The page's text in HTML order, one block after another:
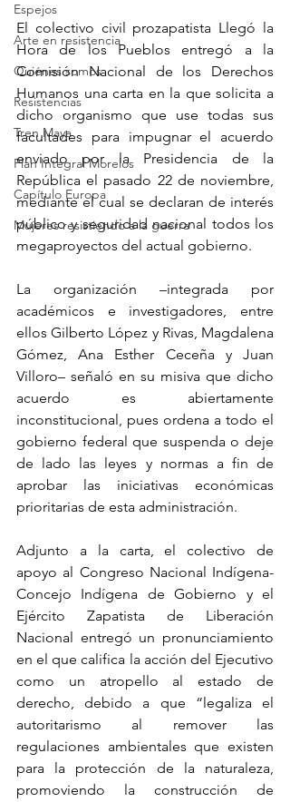
Espejos
Arte en resistencia
Quiénes somos
Resistencias
Tren Maya
Plan Integral Morelos
Capítulo Europa
Mujeres resistiendo a la guerra
El colectivo civil prozapatista Llegó la
Hora de los Pueblos entregó a la
Comisión Nacional de los Derechos
Humanos una carta en la que solicita a
dicho organismo que use todas sus
facultades para impugnar el acuerdo
enviado por la Presidencia de la
República el pasado 22 de noviembre,
mediante el cual se declaran de interés
público y seguridad nacional todos los
megaproyectos del actual gobierno.
La organización –integrada por
académicos e investigadores, entre
ellos Gilberto López y Rivas, Magdalena
Gómez, Ana Esther Ceceña y Juan
Villoro– señaló en su misiva que dicho
acuerdo es abiertamente
inconstitucional, pues ordena a todo el
gobierno federal que suspenda o deje
de lado las leyes y normas a fin de
aprobar las iniciativas económicas
prioritarias de esta administración.
Adjunto a la carta, el colectivo de
apoyo al Congreso Nacional Indígena-
Concejo Indígena de Gobierno y el
Ejército Zapatista de Liberación
Nacional entregó un pronunciamiento
en el que califica la acción del Ejecutivo
como un atropello al estado de
derecho, debido a que “legaliza el
autoritarismo al remover las
regulaciones ambientales que existen
para la protección de la naturaleza,
promoviendo la construcción de